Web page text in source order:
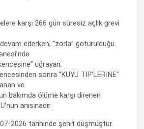
karşı 266 gün süresiz açlık grevi
ederken, “zorla” götürüldüğü
uğrayan,
sonra “KUYU TİP’LERİNE”
ve
bakımda ölüme karşı direnen
anısınadır.
2026 tarihinde şehit düşmüştür.